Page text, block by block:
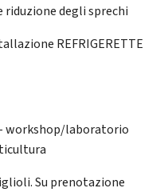
riduzione degli sprechi
REFRIGERETTE
workshop/laboratorio
Su prenotazione